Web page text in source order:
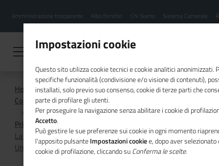
contenuto
Menu
hamburgher
Amministrazione trasparente Albo fornitori Chi Siamo Sistema Camerale
Home
Comunicazione istituzionale per il sistema camerale
Primo Piano
La prima Giornata del Made in Italy nel nuovo numero di
Unioncamere Economia & Imprese
Impostazioni cookie
Questo sito utilizza cookie tecnici e cookie analitici anonimizzati.
specifiche funzionalità (condivisione e/o visione di contenuti),
installati, solo previo suo consenso, cookie di terze parti che
parte di profilare gli utenti.
Per proseguire la navigazione senza abilitare i cookie di
Accetto.
Può gestire le sue preferenze sui cookie in ogni momento
l'apposito pulsanteImpostazioni cookiee, dopo aver
cookie di profilazione, cliccando suConferma le scelte.